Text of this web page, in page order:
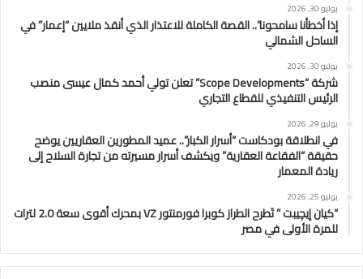
يوليو 30, 2026
إذا أخطأنا سامحونا”.. القصة الكاملة للاعتذار الذي أنقذ ملايين “إعمار” في
الساحل الشمالي
يوليو 30, 2026
شركة “Scope Developments” تعلن تولي أحمد كمال عيسى منصب
الرئيس التنفيذي للقطاع التجاري
يوليو 29, 2026
في انطلاقة بودكاست “أسرار الكبار”.. عميد المطورين العقاريين يوضح
حقيقة “الفقاعة العقارية” ويكشف أسرار مسيرته من تجارة السلاح إلى
ريادة المعمار
يوليو 25, 2026
“كيان إيچيبت ” تَطرح الطراز كوبرا فورمنتور VZ بمحرك أقوى سعة 2.0 لترات
للمرة الأولى في مصر